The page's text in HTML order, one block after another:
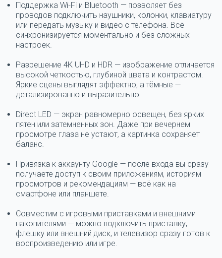
Поддержка Wi-Fi и Bluetooth — позволяет без
проводов подключить наушники, колонки, клавиатуру
или передать музыку и видео с телефона. Всё
синхронизируется моментально и без сложных
настроек.
Разрешение 4K UHD и HDR — изображение отличается
высокой четкостью, глубиной цвета и контрастом.
Яркие сцены выглядят эффектно, а тёмные —
детализированно и выразительно.
Direct LED — экран равномерно освещен, без ярких
пятен или затемненных зон. Даже при вечернем
просмотре глаза не устают, а картинка сохраняет
баланс.
Привязка к аккаунту Google — после входа вы сразу
получаете доступ к своим приложениям, историям
просмотров и рекомендациям — всё как на
смартфоне или планшете.
Совместим с игровыми приставками и внешними
накопителями — можно подключить приставку,
флешку или внешний диск, и телевизор сразу готов к
воспроизведению или игре.